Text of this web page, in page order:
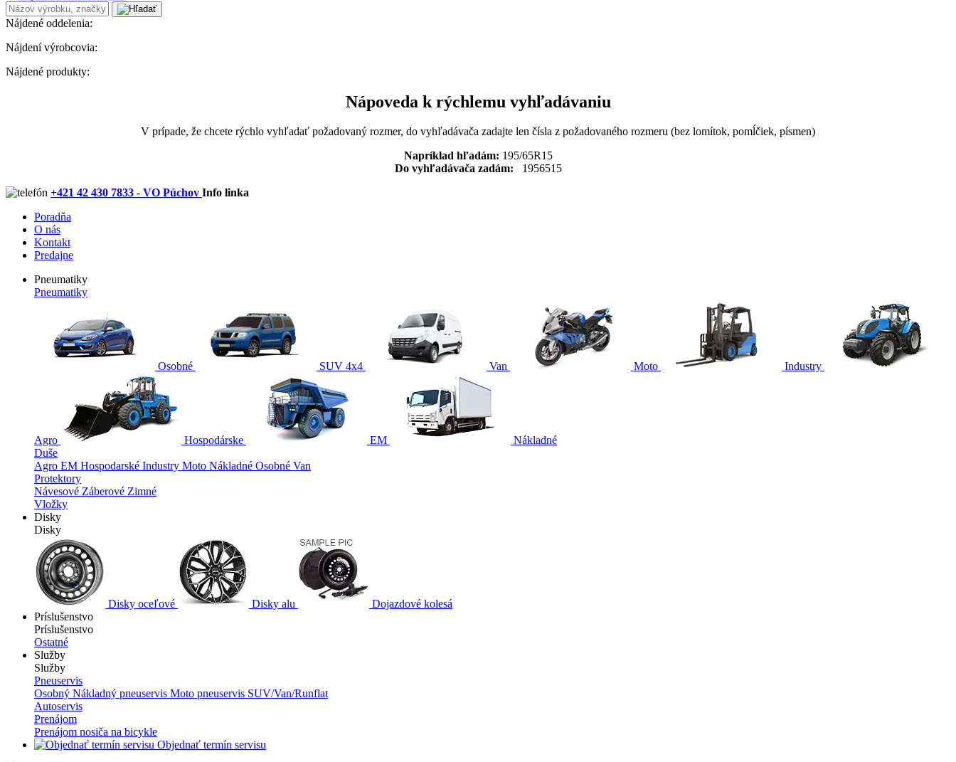
Nájdené oddelenia:
Nájdení výrobcovia:
Nájdené produkty:
Nápoveda k rýchlemu vyhľadávaniu
V prípade, že chcete rýchlo vyhľadať požadovaný rozmer, do vyhľadávača zadajte len čísla z požadovaného rozmeru (bez lomítok, pomĺčiek, písmen)
Napríklad hľadám: 195/65R15
Do vyhľadávača zadám: 1956515
+421 42 430 7833 - VO Púchov Info linka
Poradňa
O nás
Kontakt
Predajne
Pneumatiky
Pneumatiky
Osobné SUV 4x4 Van Moto Industry
Agro Hospodárske EM
Nákladné
Duše
Agro EM Hospodarské Industry Moto Nákladné Osobné Van
Protektory
Návesové Záberové Zimné
Vložky
Disky
Disky
Disky oceľové Disky alu
Dojazdové kolesá
Príslušenstvo
Príslušenstvo
Ostatné
Služby
Služby
Pneuservis
Osobný Nákladný pneuservis Moto pneuservis SUV/Van/Runflat
Autoservis
Prenájom
Prenájom nosiča na bicykle
Objednať termín servisu